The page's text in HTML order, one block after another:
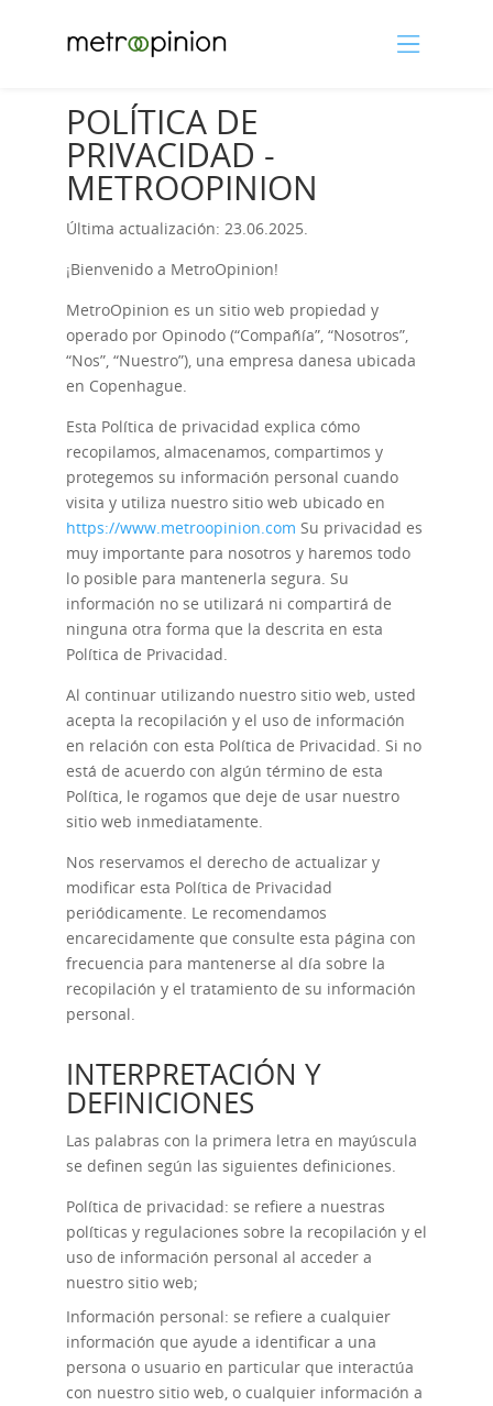
POLÍTICA DE
PRIVACIDAD -
METROOPINION
Última actualización: 23.06.2025.
¡Bienvenido a MetroOpinion!
MetroOpinion es un sitio web propiedad y
operado por Opinodo (“Compañía”, “Nosotros”,
“Nos”, “Nuestro”), una empresa danesa ubicada
en Copenhague.
Esta Política de privacidad explica cómo
recopilamos, almacenamos, compartimos y
protegemos su información personal cuando
visita y utiliza nuestro sitio web ubicado en
https://www.metroopinion.com Su privacidad es
muy importante para nosotros y haremos todo
lo posible para mantenerla segura. Su
información no se utilizará ni compartirá de
ninguna otra forma que la descrita en esta
Política de Privacidad.
Al continuar utilizando nuestro sitio web, usted
acepta la recopilación y el uso de información
en relación con esta Política de Privacidad. Si no
está de acuerdo con algún término de esta
Política, le rogamos que deje de usar nuestro
sitio web inmediatamente.
Nos reservamos el derecho de actualizar y
modificar esta Política de Privacidad
periódicamente. Le recomendamos
encarecidamente que consulte esta página con
frecuencia para mantenerse al día sobre la
recopilación y el tratamiento de su información
personal.
INTERPRETACIÓN Y
DEFINICIONES
Las palabras con la primera letra en mayúscula
se definen según las siguientes definiciones.
Política de privacidad: se refiere a nuestras
políticas y regulaciones sobre la recopilación y el
uso de información personal al acceder a
nuestro sitio web;
Información personal: se refiere a cualquier
información que ayude a identificar a una
persona o usuario en particular que interactúa
con nuestro sitio web, o cualquier información a